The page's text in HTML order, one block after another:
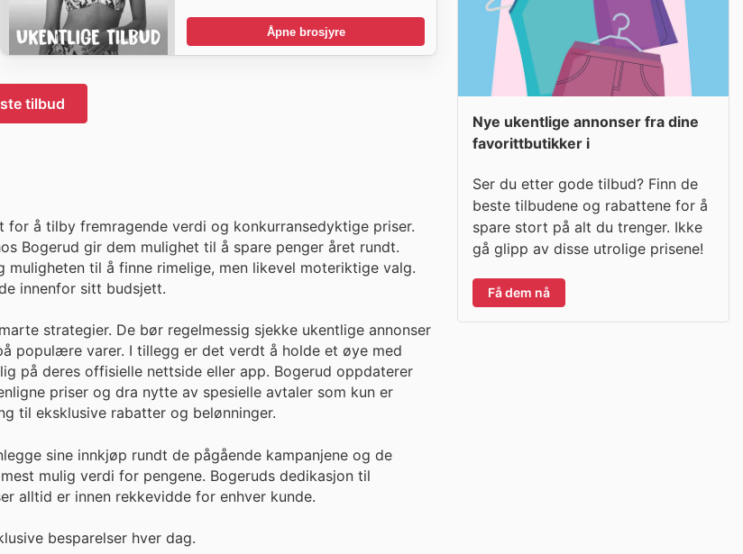
Åpne brosjyre
tilbud
å tilby fremragende verdi og konkurransedyktige priser.
Bogerud gir dem mulighet til å spare penger året rundt.
til å finne rimelige, men likevel moteriktige valg.
innenfor sitt budsjett.
strategier. De bør regelmessig sjekke ukentlige annonser
populære varer. I tillegg er det verdt å holde et øye med
på deres offisielle nettside eller app. Bogerud oppdaterer
priser og dra nytte av spesielle avtaler som kun er
til eksklusive rabatter og belønninger.
sine innkjøp rundt de pågående kampanjene og de
mulig verdi for pengene. Bogeruds dedikasjon til
alltid er innen rekkevidde for enhver kunde.
besparelser hver dag.
Nye ukentlige annonser fra dine
favorittbutikker i
Ser du etter gode tilbud? Finn de
beste tilbudene og rabattene for å
spare stort på alt du trenger. Ikke
gå glipp av disse utrolige prisene!
Få dem nå